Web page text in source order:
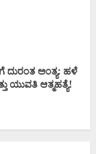
ದುರಂತ ಅಂತ್ಯ: ಹಳೆ
ಯುವತಿ ಆತ್ಮಹತ್ಯೆ!